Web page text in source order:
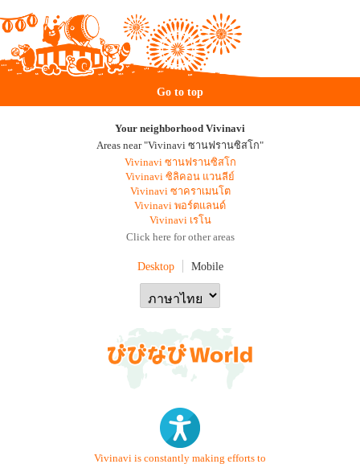
Go to top
Your neighborhood Vivinavi
Areas near "Vivinavi ซานฟรานซิสโก"
Vivinavi ซานฟรานซิสโก
Vivinavi ซิลิคอน แวนลีย์
Vivinavi ซาคราเมนโต
Vivinavi พอร์ตแลนด์
Vivinavi เรโน
Click here for other areas
Desktop Mobile
Vivinavi is constantly making efforts to